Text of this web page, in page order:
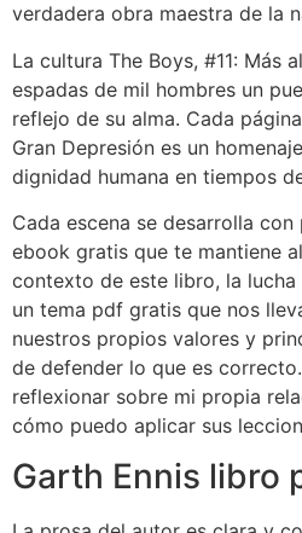
verdadera obra maestra de la
La cultura The Boys, #11: Más
espadas de mil hombres un
reflejo de su alma. Cada
Gran Depresión es un
dignidad humana en tiempos
Cada escena se desarrolla
ebook gratis que te mantiene
contexto de este libro, la
un tema pdf gratis que nos
nuestros propios valores y
de defender lo que es
reflexionar sobre mi propia
cómo puedo aplicar sus
Garth Ennis libro